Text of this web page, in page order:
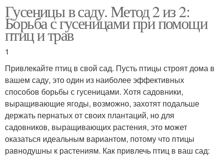
Гусеницы в саду. Метод 2 из 2:
Борьба с гусеницами при помощи
птиц и трав
1
Привлекайте птиц в свой сад. Пусть птицы строят дома в
вашем саду, это один из наиболее эффективных
способов борьбы с гусеницами. Хотя садовники,
выращивающие ягоды, возможно, захотят подальше
держать пернатых от своих плантаций, но для
садовников, выращивающих растения, это может
оказаться идеальным вариантом, потому что птицы
равнодушны к растениям. Как привлечь птиц в ваш сад: